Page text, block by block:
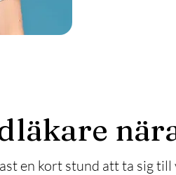
en kort stund att ta sig